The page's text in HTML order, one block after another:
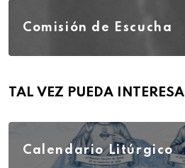
Comisión de Escucha
TAL VEZ PUEDA
Calendario Litúrgico